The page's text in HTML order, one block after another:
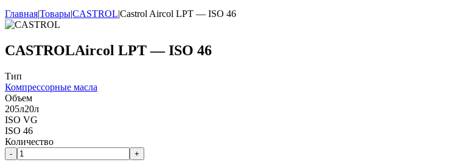
Главная|Товары|CASTROL|Castrol Aircol LPT — ISO 46
CASTROLAircol LPT — ISO 46
Тип
Компрессорные масла
Объем
205л20л
ISO VG
ISO 46
Количество
- +